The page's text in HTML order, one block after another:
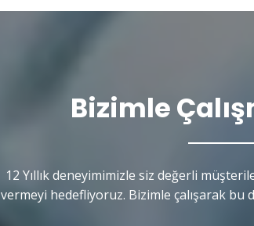
Bizimle
12 Yıllık deneyimimizle siz değerli
vermeyi hedefliyoruz. Bizimle çalışarak